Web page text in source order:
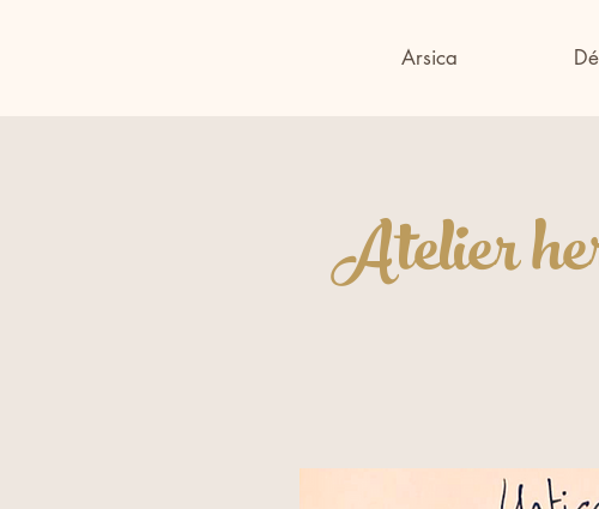
Arsica
Atelier